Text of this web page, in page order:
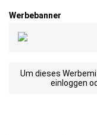
Werbebanner
Um dieses
einloggen